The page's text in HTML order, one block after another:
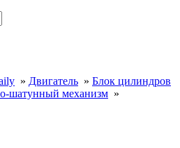
» Двигатель » Блок цилиндров
шатунный механизм »